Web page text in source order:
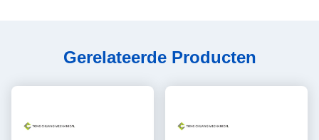
Gerelateerde Producten